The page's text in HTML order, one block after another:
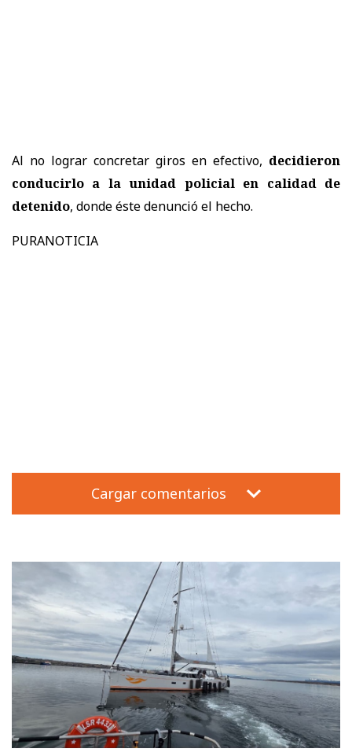
Al no lograr concretar giros en efectivo, decidieron
conducirlo a la unidad policial en calidad de
detenido, donde éste denunció el hecho.
PURANOTICIA
Cargar comentarios